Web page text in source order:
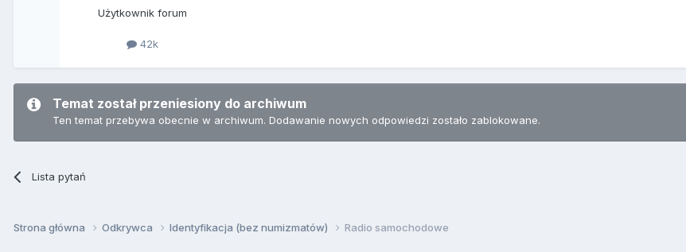
Użytkownik forum
42k
Temat został przeniesiony do archiwum
Ten temat przebywa obecnie w archiwum. Dodawanie nowych odpowiedzi zostało zablokowane.
Lista pytań
Strona główna Odkrywca Identyfikacja (bez numizmatów) Radio samochodowe